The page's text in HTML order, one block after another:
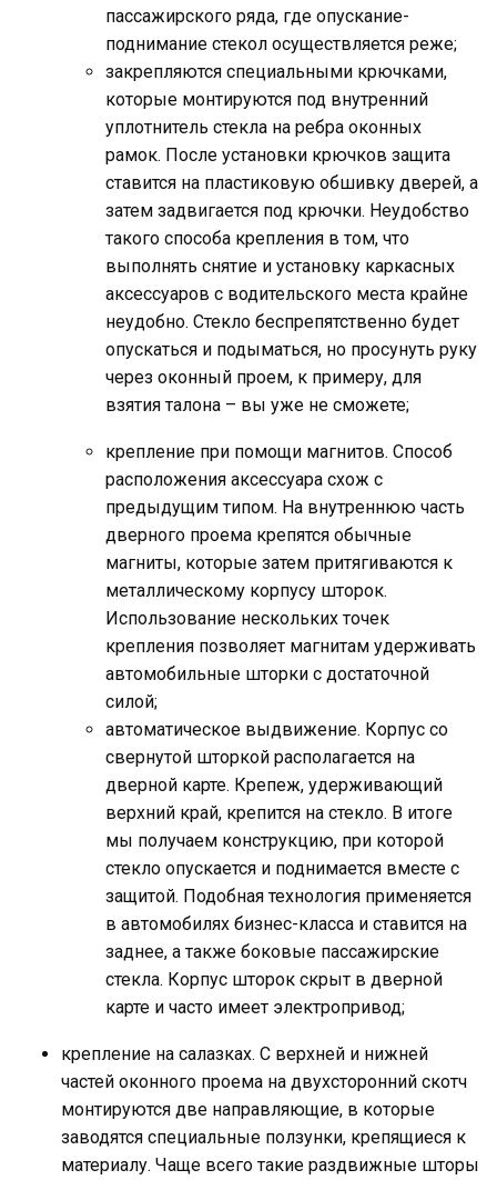
пассажирского ряда, где опускание-
поднимание стекол осуществляется реже;
закрепляются специальными крючками,
которые монтируются под внутренний
уплотнитель стекла на ребра оконных
рамок. После установки крючков защита
ставится на пластиковую обшивку дверей, а
затем задвигается под крючки. Неудобство
такого способа крепления в том, что
выполнять снятие и установку каркасных
аксессуаров с водительского места крайне
неудобно. Стекло беспрепятственно будет
опускаться и подыматься, но просунуть руку
через оконный проем, к примеру, для
взятия талона – вы уже не сможете;
крепление при помощи магнитов. Способ
расположения аксессуара схож с
предыдущим типом. На внутреннюю часть
дверного проема крепятся обычные
магниты, которые затем притягиваются к
металлическому корпусу шторок.
Использование нескольких точек
крепления позволяет магнитам удерживать
автомобильные шторки с достаточной
силой;
автоматическое выдвижение. Корпус со
свернутой шторкой располагается на
дверной карте. Крепеж, удерживающий
верхний край, крепится на стекло. В итоге
мы получаем конструкцию, при которой
стекло опускается и поднимается вместе с
защитой. Подобная технология применяется
в автомобилях бизнес-класса и ставится на
заднее, а также боковые пассажирские
стекла. Корпус шторок скрыт в дверной
карте и часто имеет электропривод;
крепление на салазках. С верхней и нижней
частей оконного проема на двухсторонний скотч
монтируются две направляющие, в которые
заводятся специальные ползунки, крепящиеся к
материалу. Чаще всего такие раздвижные шторы